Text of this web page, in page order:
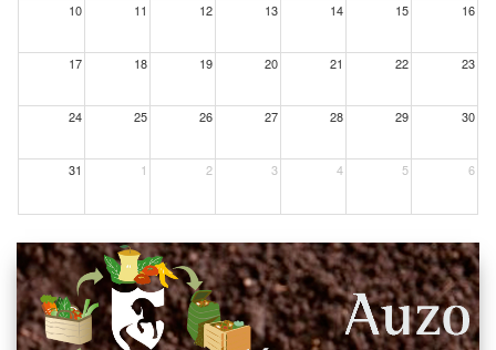
10 11 12 13 14 15 16
17 18 19 20 21 22 23
24 25 26 27 28 29 30
31 1 2 3 4 5 6